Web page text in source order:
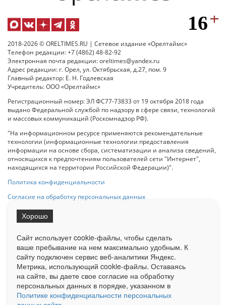
2018-2026 © ORELTIMES.RU | Сетевое издание «Орелтаймс»
Телефон редакции: +7 (4862) 48-82-92
Электронная почта редакции: oreltimes@yandex.ru
Адрес редакции: г. Орел, ул. Октябрьская, д.27, пом. 9
Главный редактор: Е. Н. Годлевская
Учредитель: ООО «Орелтаймс»
Регистрационный номер: ЭЛ ФС77-73833 от 19 октября 2018 года
выдано Федеральной службой по надзору в сфере связи, технологий
и массовых коммуникаций (Роскомнадзор РФ).
"На информационном ресурсе применяются рекомендательные
технологии (информационные технологии предоставления
информации на основе сбора, систематизации и анализа сведений,
относящихся к предпочтениям пользователей сети "Интернет",
находящихся на территории Российской Федерации)".
Политика конфиденциальности
Согласие на обработку персональных данных
на Сетевое издание «ОрелТаймс» обязательна.
Ограниченная статистика посещаемости доступна на сайте
Liveinternet.ru . Подробная статистика для рекламодателей по запросу
у менеджера.
Реклама Документы О нас Контакты
Сайт использует cookie-файлы, чтобы сделать
ваше пребывание на нем максимально удобным. К
cайту подключен сервис веб-аналитики Яндекс.
Метрика, использующий cookie-файлы. Оставаясь
на сайте, вы даете свое согласие на обработку
персональных данных в порядке, указанном в
Политике конфиденциальности персональных
Хорошо